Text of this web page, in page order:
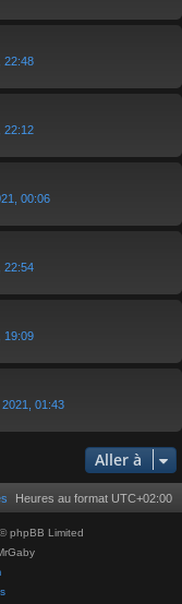
22:48
22:12
00:06
22:54
19:09
01:43
Aller à
Heures au format UTC+02:00
phpBB Limited